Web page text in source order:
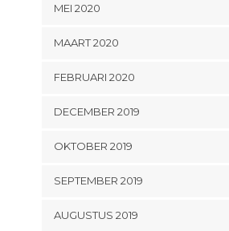
MEI 2020
MAART 2020
FEBRUARI 2020
DECEMBER 2019
OKTOBER 2019
SEPTEMBER 2019
AUGUSTUS 2019